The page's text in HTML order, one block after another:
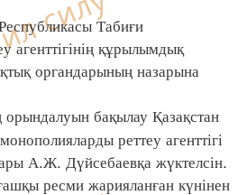
Табиғи
агенттігінің құрылымдық
органдарының назарына
бақылау Қазақстан
реттеу агенттігі
А.Ж. Дүйсебаевқа жүктелсін.
ресми жарияланған күнінен